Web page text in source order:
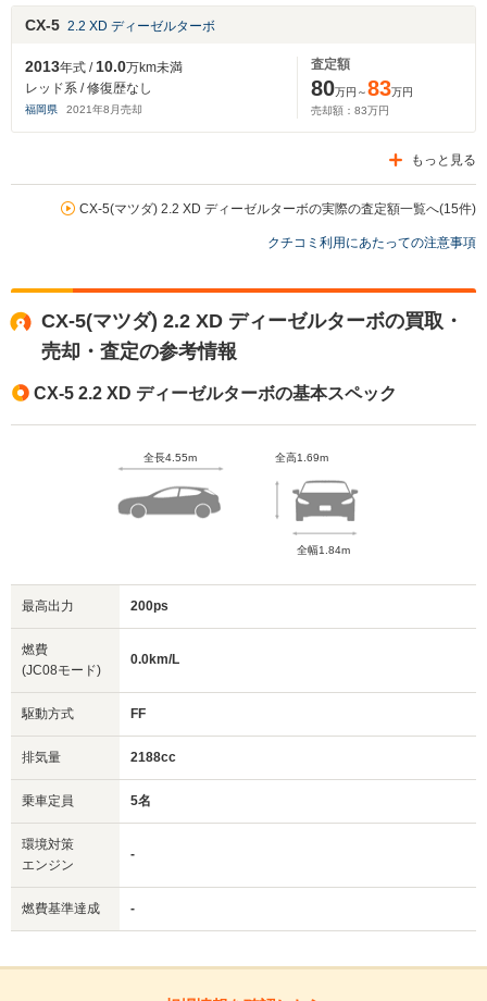
CX-5 2.2 XD ディーゼルターボ
2013年式 /10.0万km未満
レッド系 / 修復歴なし
福岡県 2021年8 月売却
査定額
80万円～83万円
売却額： 83万円
もっと見る
CX-5(マツダ) 2.2 XD ディーゼルターボの実際の査定額一覧へ(15件)
クチコミ利用にあたっての注意事項
CX-5(マツダ) 2.2 XD ディーゼルターボの買取・
売却・査定の参考情報
CX-5 2.2 XD ディーゼルターボの基本スペック
全長4.55m 全高1.69m
全幅1.84m
最高出力 200ps
燃費
(JC08モード)
0.0km/L
駆動方式 FF
排気量 2188cc
乗車定員 5名
環境対策
エンジン
-
燃費基準達成 -